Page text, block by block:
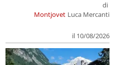
Montjovet
di
Luca Mercanti
il 10/08/2026